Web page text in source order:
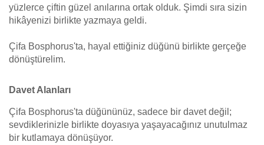
yüzlerce çiftin güzel anılarına ortak olduk. Şimdi sıra sizin
hikâyenizi birlikte yazmaya geldi.
Çifa Bosphorus'ta, hayal ettiğiniz düğünü birlikte gerçeğe
dönüştürelim.
Davet Alanları
Çifa Bosphorus'ta düğününüz, sadece bir davet değil;
sevdiklerinizle birlikte doyasıya yaşayacağınız unutulmaz
bir kutlamaya dönüşüyor.